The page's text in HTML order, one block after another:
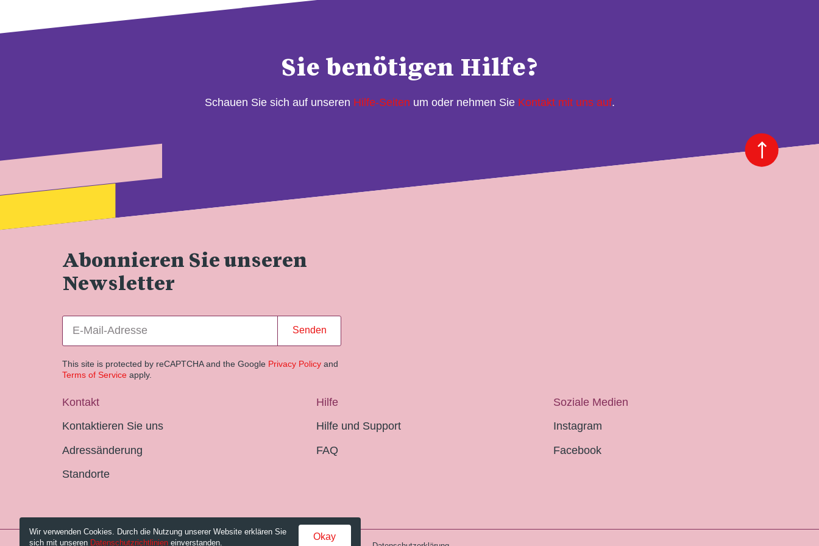
Sie benötigen Hilfe?
Schauen Sie sich auf unseren Hilfe-Seiten um oder nehmen Sie Kontakt mit uns auf.
Abonnieren Sie unseren
Newsletter
Senden
This site is protected by reCAPTCHA and the Google Privacy Policy and
Terms of Service apply.
Kontakt
Kontaktieren Sie uns
Adressänderung
Standorte
Hilfe
Hilfe und Support
FAQ
Soziale Medien
Instagram
Facebook
Wir verwenden Cookies. Durch die Nutzung unserer Website erklären Sie
sich mit unseren Datenschutzrichtlinien einverstanden.
Okay